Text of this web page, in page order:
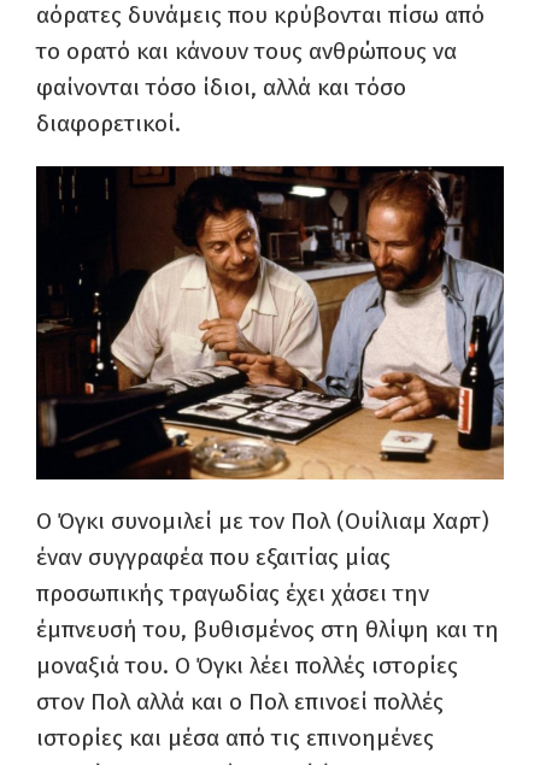
αόρατες δυνάμεις που κρύβονται πίσω από
το ορατό και κάνουν τους ανθρώπους να
φαίνονται τόσο ίδιοι, αλλά και τόσο
διαφορετικοί.
Ο Όγκι συνομιλεί με τον Πολ (Ουίλιαμ Χαρτ)
έναν συγγραφέα που εξαιτίας μίας
προσωπικής τραγωδίας έχει χάσει την
έμπνευσή του, βυθισμένος στη θλίψη και τη
μοναξιά του. Ο Όγκι λέει πολλές ιστορίες
στον Πολ αλλά και ο Πολ επινοεί πολλές
ιστορίες και μέσα από τις επινοημένες